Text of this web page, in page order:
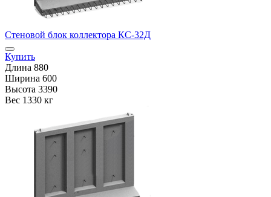
Стеновой блок коллектора КС-32Д
Купить
Длина 880
Ширина 600
Высота 3390
Вес 1330 кг